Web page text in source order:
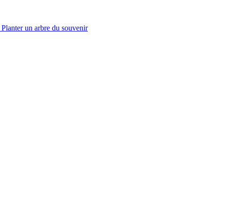
Planter un arbre du souvenir